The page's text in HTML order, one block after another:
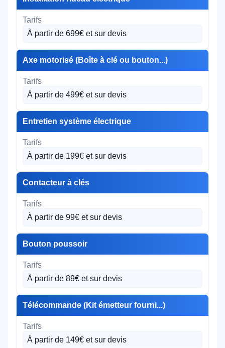
À partir de 699€ et sur devis
Axe motorisé (Boîte à clé ou bouton...)
À partir de 499€ et sur devis
Entretien système électrique
À partir de 199€ et sur devis
Contacteur à clés
À partir de 99€ et sur devis
Bouton poussoir
À partir de 89€ et sur devis
Télécommande (Kit émetteur fourni...)
À partir de 149€ et sur devis